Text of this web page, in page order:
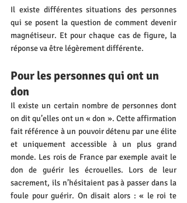
Il existe différentes situations des personnes
qui se posent la question de comment devenir
magnétiseur. Et pour chaque cas de figure, la
réponse va être légèrement différente.
Pour les personnes qui ont un
don
Il existe un certain nombre de personnes dont
on dit qu’elles ont un « don ». Cette affirmation
fait référence à un pouvoir détenu par une élite
et uniquement accessible à un plus grand
monde. Les rois de France par exemple avait le
don de guérir les écrouelles. Lors de leur
sacrement, ils n’hésitaient pas à passer dans la
foule pour guérir. On disait alors : « le roi te